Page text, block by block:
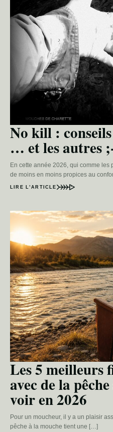
No kill :
… et les autres
En cette année 2026, qui comme
de moins en moins propices au
LIRE L’ARTICLE
Les 5 meilleurs
avec de la
voir en 2026
Pour un moucheur, il y a un plaisir
pêche à la mouche tient une […]